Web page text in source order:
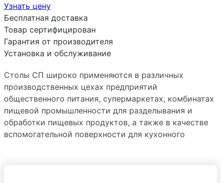
Узнать цену
Бесплатная доставка
Товар сертифицирован
Гарантия от производителя
Установка и обслуживание
Столы СП широко применяются в различных
производственных цехах предприятий
общественного питания, супермаркетах, комбинатах
пищевой промышленности для разделывания и
обработки пищевых продуктов, а также в качестве
вспомогательной поверхности для кухонного